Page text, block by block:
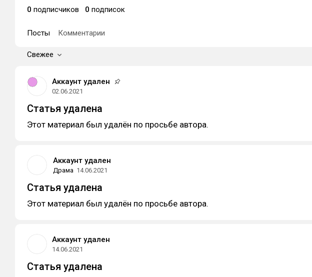
0 подписчиков 0 подписок
Посты Комментарии
Свежее
Аккаунт удален
02.06.2021
Статья удалена
Этот материал был удалён по просьбе автора.
Аккаунт удален
Драма 14.06.2021
Статья удалена
Этот материал был удалён по просьбе автора.
Аккаунт удален
14.06.2021
Статья удалена